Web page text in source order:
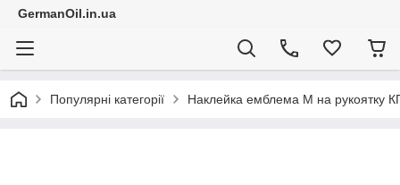
GermanOil.in.ua
Популярні категорії Наклейка емблема M на рукоятку